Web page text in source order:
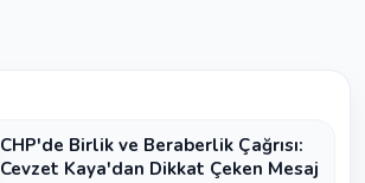
CHP'de Birlik ve Beraberlik Çağrısı:
Cevzet Kaya'dan Dikkat Çeken Mesaj